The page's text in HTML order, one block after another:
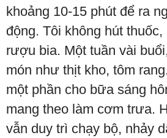
khoảng 10-15 phút để ra
động. Tôi không hút thuốc,
rượu bia. Một tuần vài
món như thịt kho, tôm
một phần cho bữa sáng
mang theo làm cơm trưa.
vẫn duy trì chạy bộ, nhảy